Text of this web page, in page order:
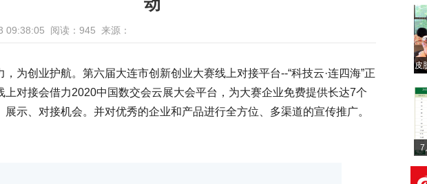
动
09:38:05 阅读：945 来源：
，为创业护航。第六届大连市创新创业大赛线上对接平台--“科技云·连四海”正
上对接会借力2020中国数交会云展大会平台，为大赛企业免费提供长达7个
展示、对接机会。并对优秀的企业和产品进行全方位、多渠道的宣传推广。
皮
7